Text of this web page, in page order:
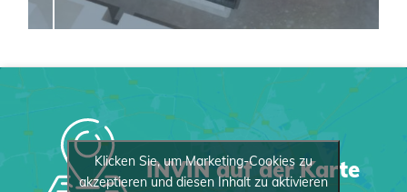
INVIN auf der Karte
Klicken Sie, um Marketing-Cookies zu
akzeptieren und diesen Inhalt zu aktivieren